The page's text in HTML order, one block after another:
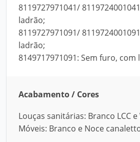
8119727971041/
ladrão;
8119727971091/
ladrão;
8149717971091: Sem furo, com
Acabamento / Cores
Louças sanitárias: Branco LCC
Móveis: Branco e Noce